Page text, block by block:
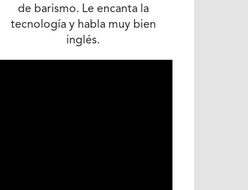
de barismo. Le encanta la
tecnología y habla muy bien
inglés.